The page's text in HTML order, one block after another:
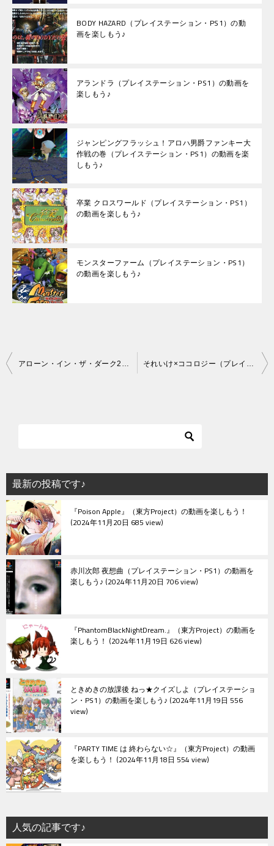
BODY HAZARD（プレイステーション・PS1）の動
画を楽しもう♪
アランドラ（プレイステーション・PS1）の動画を
楽しもう♪
ジャンピングフラッシュ！アロハ男爵ファンキー大
作戦の巻（プレイステーション・PS1）の動画を楽
しもう♪
卒業 クロスワールド（プレイステーション・PS1）
の動画を楽しもう♪
モンスターファーム（プレイステーション・PS1）
の動画を楽しもう♪
投
シ
ョ
ン
最新の投稿です♪
『Poison Apple』（東方Project）の動画を楽しもう！
2024年11月20日 685 view
赤川次郎 夜想曲（プレイステーション・PS1）の動画を
楽しもう♪ 2024年11月20日 706 view
『PhantomBlackNightDream.』（東方Project）の動画を
楽しもう！ 2024年11月19日 626 view
ときめきの放課後 ねっ★クイズしよ（プレイステーショ
ン・PS1）の動画を楽しもう♪ 2024年11月19日 556
view
『PARTY TIME は 終わらない☆』（東方Project）の動画
を楽しもう！ 2024年11月18日 554 view
人気の記事です♪